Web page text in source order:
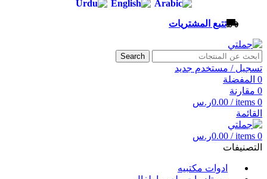
تتبع المشتريات
Search
تسجيل / مستخدم جديد
0 المفضلة
0 مقارنة
0
items
/
0.00ر.س
القائمة
0
items
/
0.00ر.س
التصنيفات
ادوات مكتبيه